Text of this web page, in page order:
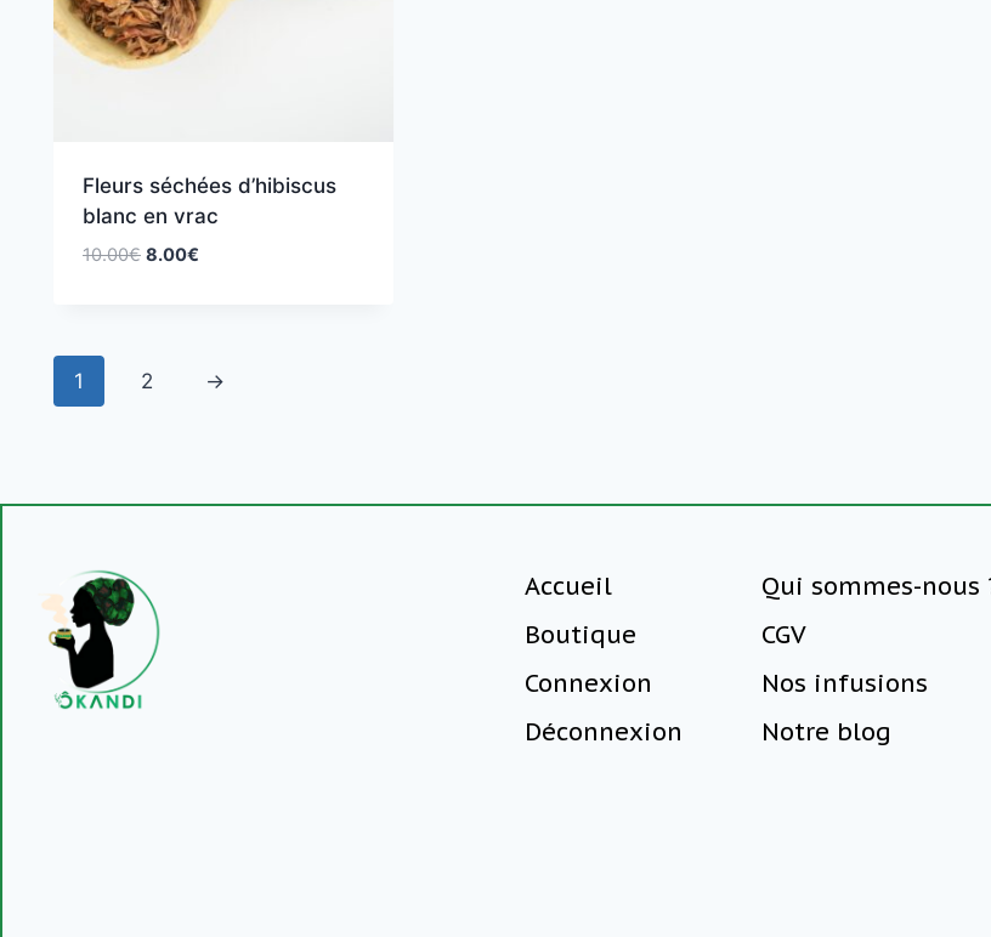
Fleurs séchées d’hibiscus
blanc en vrac
10.00€ 8.00€
1 2 →
Accueil
Boutique
Connexion
Déconnexion
Qui sommes-nous
CGV
Nos infusions
Notre blog